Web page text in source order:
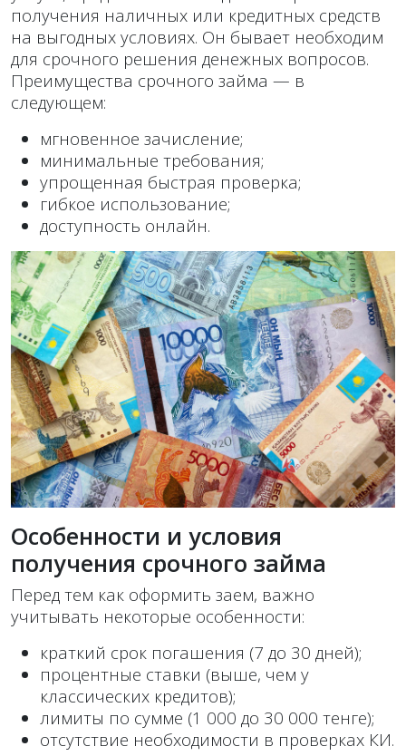
получения наличных или кредитных средств
на выгодных условиях. Он бывает необходим
для срочного решения денежных вопросов.
Преимущества срочного займа — в
следующем:
мгновенное зачисление;
минимальные требования;
упрощенная быстрая проверка;
гибкое использование;
доступность онлайн.
Особенности и условия
получения срочного займа
Перед тем как оформить заем, важно
учитывать некоторые особенности:
краткий срок погашения (7 до 30 дней);
процентные ставки (выше, чем у
классических кредитов);
лимиты по сумме (1 000 до 30 000 тенге);
отсутствие необходимости в проверках КИ.